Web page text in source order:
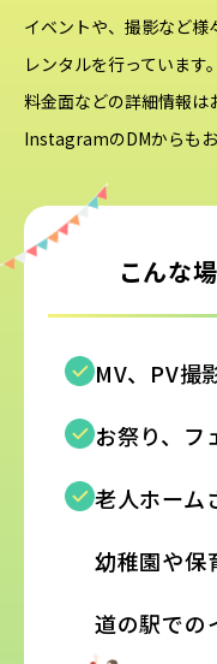
イベントや、撮影など
レンタルを行っています。
料金面などの詳細情報は
InstagramのDMからもお
こんな
MV、PV撮
お祭り、フ
老人ホーム
幼稚園や保
道の駅での